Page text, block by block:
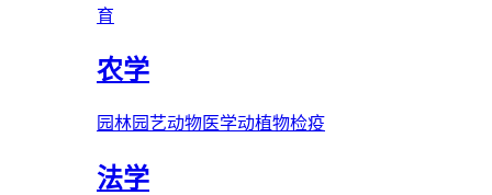
育
农学
园林园艺动物医学动植物检疫
法学